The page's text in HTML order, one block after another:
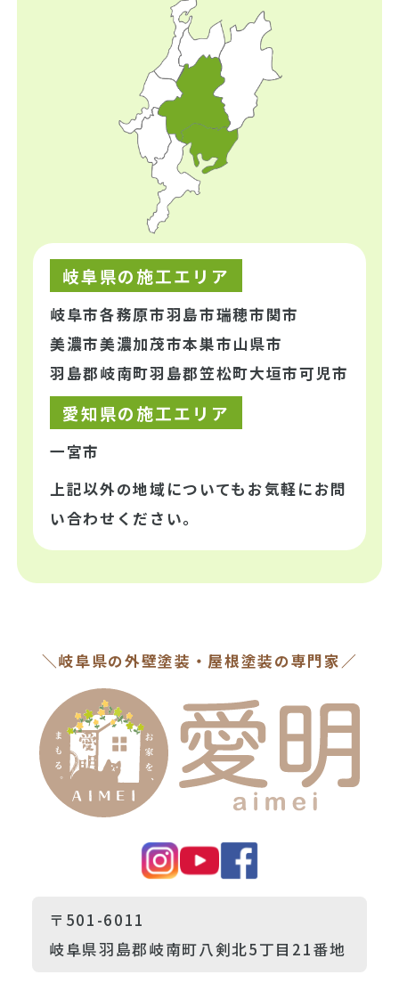
岐阜県の施工エリア
岐阜市各務原市羽島市瑞穂市関市
美濃市美濃加茂市本巣市山県市
羽島郡岐南町羽島郡笠松町大垣市可児市
愛知県の施工エリア
一宮市
上記以外の地域についてもお気軽にお問
い合わせください。
＼岐阜県の外壁塗装・屋根塗装の専門家／
〒501-6011
岐阜県羽島郡岐南町八剣北5丁目21番地